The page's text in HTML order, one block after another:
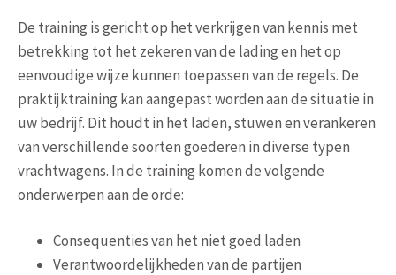
De training is gericht op het verkrijgen van kennis met
betrekking tot het zekeren van de lading en het op
eenvoudige wijze kunnen toepassen van de regels. De
praktijktraining kan aangepast worden aan de situatie in
uw bedrijf. Dit houdt in het laden, stuwen en verankeren
van verschillende soorten goederen in diverse typen
vrachtwagens. In de training komen de volgende
onderwerpen aan de orde:
Consequenties van het niet goed laden
Verantwoordelijkheden van de partijen